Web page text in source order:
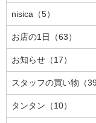
nisica（5）
お店の1日（63）
お知らせ（17）
スタッフの買い物（39
タンタン（10）